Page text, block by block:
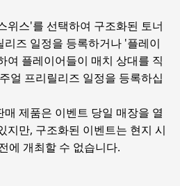
위스'를 선택하여 구조화된 토너
리즈 일정을 등록하거나 '플레이
여 플레이어들이 매치 상대를 직
얼 프리릴리즈 일정을 등록하십
제품은 이벤트 당일 매장을 열
지만, 구조화된 이벤트는 현지 시
에 개최할 수 없습니다.